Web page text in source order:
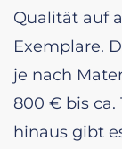
Qualität auf
Exemplare.
je nach
800 € bis ca.
hinaus gibt